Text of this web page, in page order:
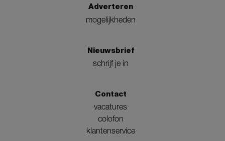
Adverteren
mogelijkheden
Nieuwsbrief
schrijf je in
Contact
vacatures
colofon
klantenservice